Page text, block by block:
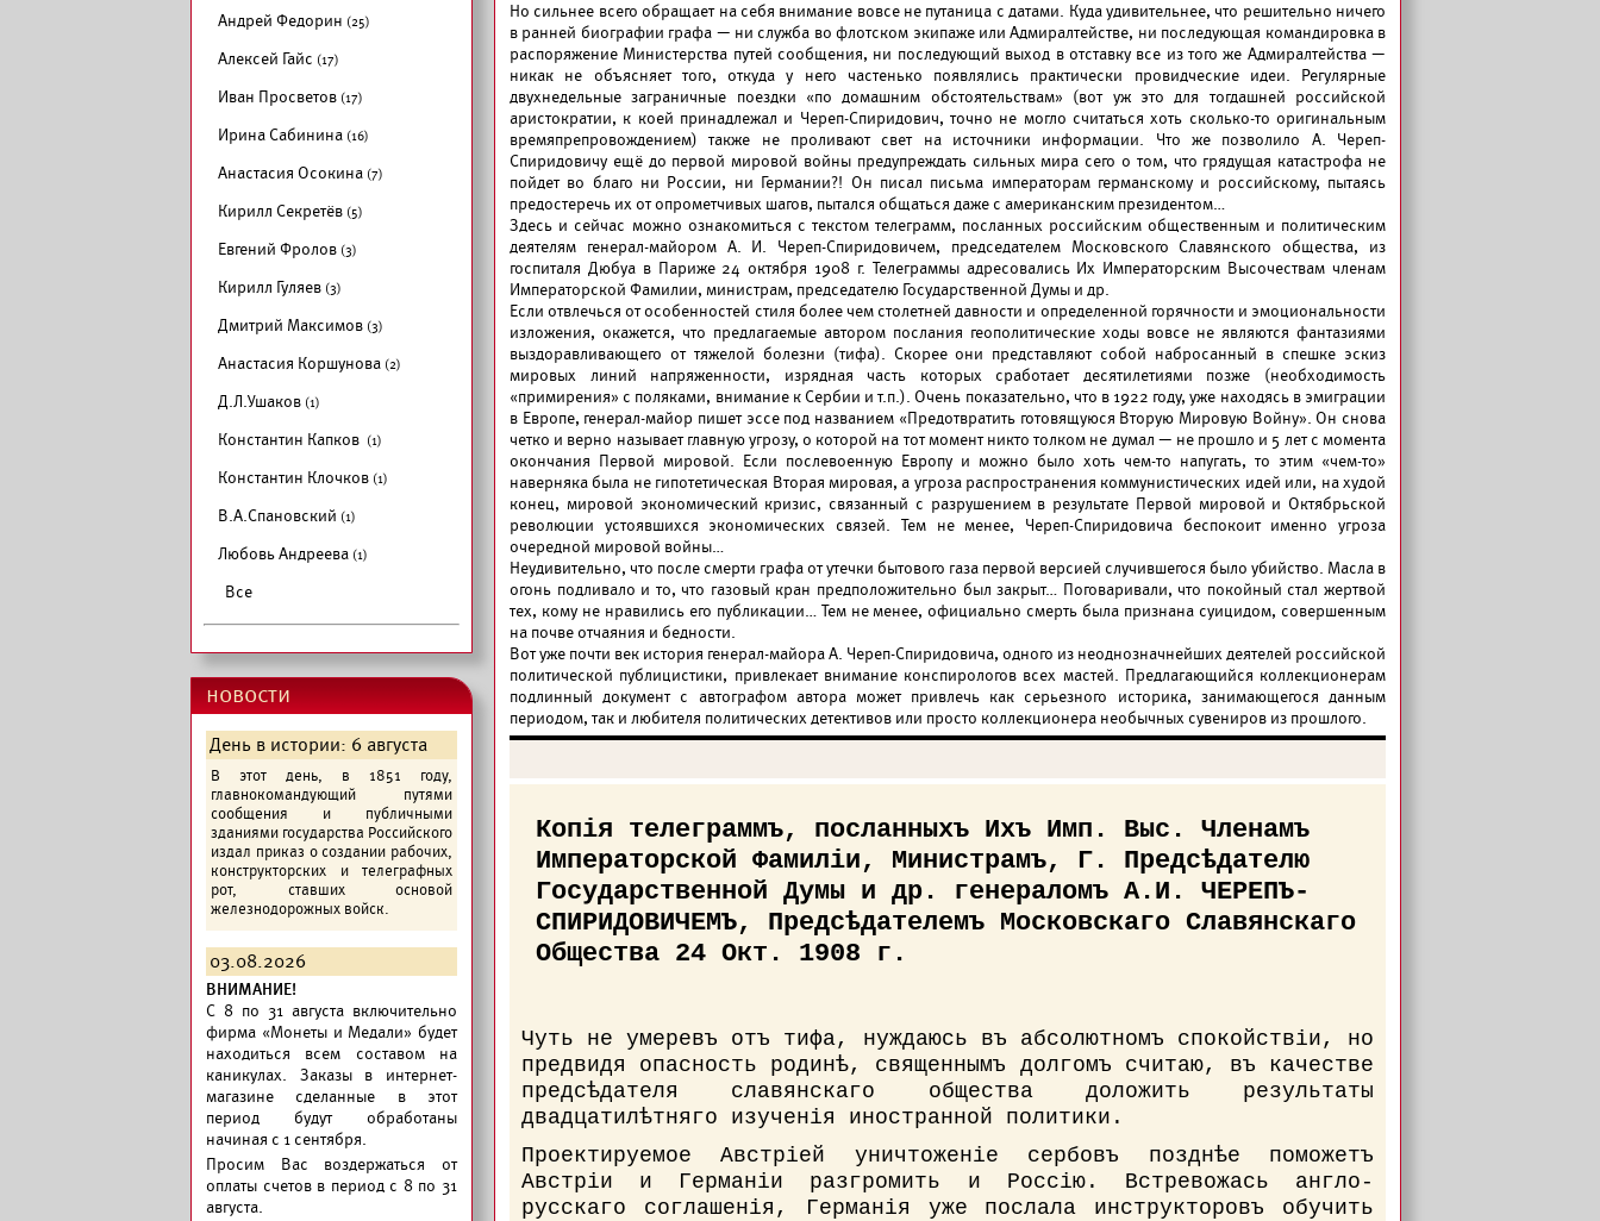
Андрей Федорин (25)
Алексей Гайс (17)
Иван Просветов (17)
Ирина Сабинина (16)
Анастасия Осокина (7)
Кирилл Секретёв (5)
Евгений Фролов (3)
Кирилл Гуляев (3)
Дмитрий Максимов (3)
Анастасия Коршунова (2)
Д.Л.Ушаков (1)
Константин Капков (1)
Константин Клочков (1)
В.А.Спановский (1)
Любовь Андреева (1)
Все
новости
День в истории: 6 августа
В этот день, в 1851 году,
главнокомандующий путями
сообщения и публичными
зданиями государства Российского
издал приказ о создании рабочих,
конструкторских и телеграфных
рот, ставших основой
железнодорожных войск.
03.08.2026
ВНИМАНИЕ!
C 8 по 31 августа включительно
фирма «Монеты и Медали» будет
находиться всем составом на
каникулах. Заказы в интернет-
магазине сделанные в этот
период будут обработаны
начиная с 1 сентября.
Просим Вас воздержаться от
оплаты счетов в период с 8 по 31
августа.
Но сильнее всего обращает на себя внимание вовсе не путаница с датами. Куда удивительнее, что решительно ничего
в ранней биографии графа — ни служба во флотском экипаже или Адмиралтействе, ни последующая командировка в
распоряжение Министерства путей сообщения, ни последующий выход в отставку все из того же Адмиралтейства —
никак не объясняет того, откуда у него частенько появлялись практически провидческие идеи. Регулярные
двухнедельные заграничные поездки «по домашним обстоятельствам» (вот уж это для тогдашней российской
аристократии, к коей принадлежал и Череп-Спиридович, точно не могло считаться хоть сколько-то оригинальным
времяпрепровождением) также не проливают свет на источники информации. Что же позволило А. Череп-
Спиридовичу ещё до первой мировой войны предупреждать сильных мира сего о том, что грядущая катастрофа не
пойдет во благо ни России, ни Германии?! Он писал письма императорам германскому и российскому, пытаясь
предостеречь их от опрометчивых шагов, пытался общаться даже с американским президентом…
Здесь и сейчас можно ознакомиться с текстом телеграмм, посланных российским общественным и политическим
деятелям генерал-майором А. И. Череп-Спиридовичем, председателем Московского Славянского общества, из
госпиталя Дюбуа в Париже 24 октября 1908 г. Телеграммы адресовались Их Императорским Высочествам членам
Императорской Фамилии, министрам, председателю Государственной Думы и др.
Если отвлечься от особенностей стиля более чем столетней давности и определенной горячности и эмоциональности
изложения, окажется, что предлагаемые автором послания геополитические ходы вовсе не являются фантазиями
выздоравливающего от тяжелой болезни (тифа). Скорее они представляют собой набросанный в спешке эскиз
мировых линий напряженности, изрядная часть которых сработает десятилетиями позже (необходимость
«примирения» с поляками, внимание к Сербии и т.п.). Очень показательно, что в 1922 году, уже находясь в эмиграции
в Европе, генерал-майор пишет эссе под названием «Предотвратить готовящуюся Вторую Мировую Войну». Он снова
четко и верно называет главную угрозу, о которой на тот момент никто толком не думал — не прошло и 5 лет с момента
окончания Первой мировой. Если послевоенную Европу и можно было хоть чем-то напугать, то этим «чем-то»
наверняка была не гипотетическая Вторая мировая, а угроза распространения коммунистических идей или, на худой
конец, мировой экономический кризис, связанный с разрушением в результате Первой мировой и Октябрьской
революции устоявшихся экономических связей. Тем не менее, Череп-Спиридовича беспокоит именно угроза
очередной мировой войны…
Неудивительно, что после смерти графа от утечки бытового газа первой версией случившегося было убийство. Масла в
огонь подливало и то, что газовый кран предположительно был закрыт… Поговаривали, что покойный стал жертвой
тех, кому не нравились его публикации… Тем не менее, официально смерть была признана суицидом, совершенным
на почве отчаяния и бедности.
Вот уже почти век история генерал-майора А. Череп-Спиридовича, одного из неоднозначнейших деятелей российской
политической публицистики, привлекает внимание конспирологов всех мастей. Предлагающийся коллекционерам
подлинный документ с автографом автора может привлечь как серьезного историка, занимающегося данным
периодом, так и любителя политических детективов или просто коллекционера необычных сувениров из прошлого.
Копія телеграммъ, посланныхъ Ихъ Имп. Выс. Членамъ
Императорской Фамиліи, Министрамъ, Г. Предсѣдателю
Государственной Думы и др. генераломъ А.И. ЧЕРЕПЪ-
СПИРИДОВИЧЕМЪ, Предсѣдателемъ Московскаго Славянскаго
Общества 24 Окт. 1908 г.
Чуть не умеревъ отъ тифа, нуждаюсь въ абсолютномъ спокойствіи, но
предвидя опасность родинѣ, священнымъ долгомъ считаю, въ качестве
предсѣдателя славянскаго общества доложить результаты
двадцатилѣтняго изученія иностранной политики.
Проектируемое Австріей уничтоженіе сербовъ позднѣе поможетъ
Австріи и Германіи разгромить и Россію. Встревожась англо-
русскаго соглашенія, Германія уже послала инструкторовъ обучить